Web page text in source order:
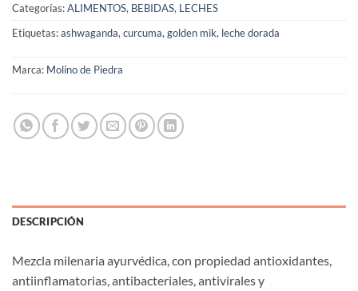
Categorías:ALIMENTOS, BEBIDAS, LECHES
Etiquetas:ashwaganda, curcuma, golden mik, leche dorada
Marca: Molino de Piedra
DESCRIPCIÓN
Mezcla milenaria ayurvédica, con propiedad antioxidantes,
antiinflamatorias, antibacteriales, antivirales y